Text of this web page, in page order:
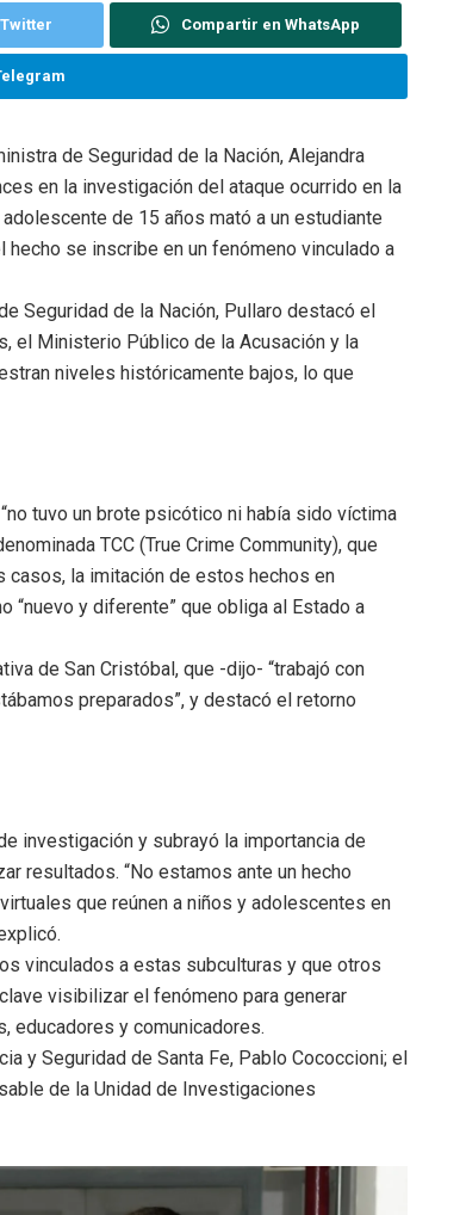
Compartir en WhatsApp
de Seguridad de la Nación, Alejandra
en la investigación del ataque ocurrido en la
de 15 años mató a un estudiante
se inscribe en un fenómeno vinculado a
Seguridad de la Nación, Pullaro destacó el
el Ministerio Público de la Acusación y la
niveles históricamente bajos, lo que
tuvo un brote psicótico ni había sido víctima
TCC (True Crime Community), que
casos, la imitación de estos hechos en
“nuevo y diferente” que obliga al Estado a
de San Cristóbal, que -dijo- “trabajó con
preparados”, y destacó el retorno
investigación y subrayó la importancia de
resultados. “No estamos ante un hecho
que reúnen a niños y adolescentes en
vinculados a estas subculturas y que otros
visibilizar el fenómeno para generar
educadores y comunicadores.
y Seguridad de Santa Fe, Pablo Cococcioni; el
de la Unidad de Investigaciones